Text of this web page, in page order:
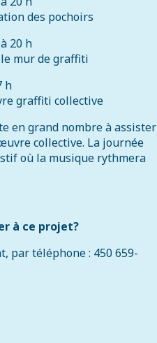
des pochoirs
20 h
mur de graffiti
h
graffiti collective
en grand nombre à assister
collective. La journée
où la musique rythmera
à ce projet?
par téléphone : 450 659-